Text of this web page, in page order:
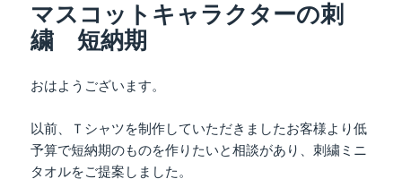
マスコットキャラクターの刺
繍 短納期
おはようございます。
以前、Ｔシャツを制作していただきましたお客様より低
予算で短納期のものを作りたいと相談があり、刺繍ミニ
タオルをご提案しました。